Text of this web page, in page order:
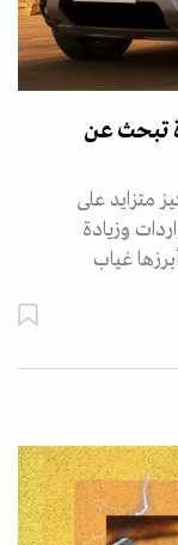
تبحث عن
متزايد على
وزيادة
غياب